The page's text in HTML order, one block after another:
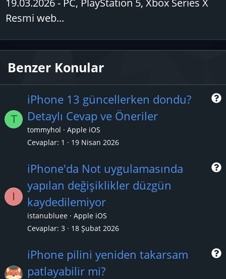
Resmi web...
Benzer Konular
T
S
iPhone 13 güncellerken dondu?
Detaylı Cevap ve Öneriler
tommyhol
Apple iOS
Cevaplar 1 19 Nisan 2026
I
S
iPhone'da Not uygulamasında
yapılan değişiklikler düzgün
kaydedilemiyor
istanubluee
Apple iOS
Cevaplar 3 18 Şubat 2026
S
iPhone pilini yeniden takarsam
patlayabilir mi?